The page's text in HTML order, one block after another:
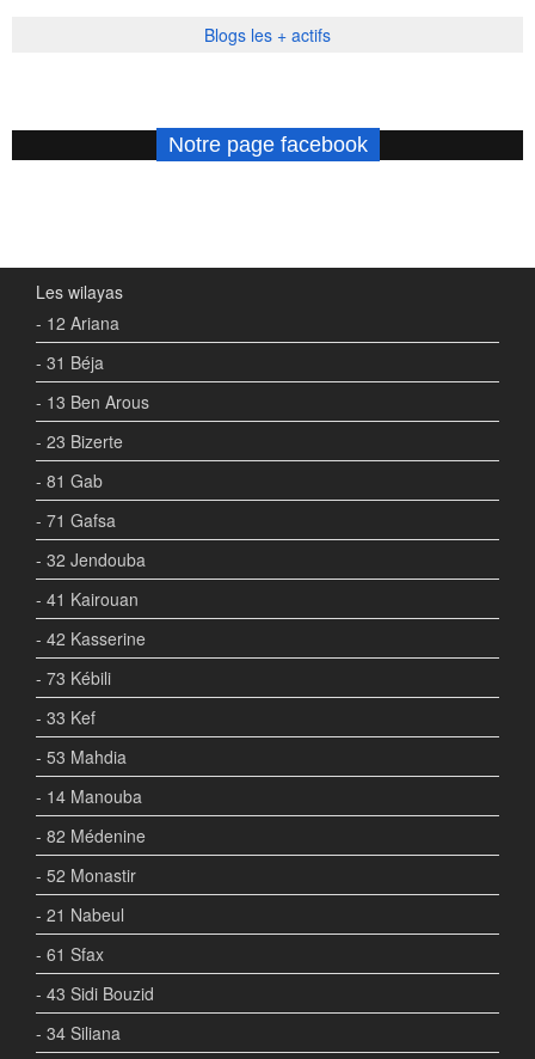
Blogs les + actifs
Notre page facebook
Les wilayas
- 12 Ariana
- 31 Béja
- 13 Ben Arous
- 23 Bizerte
- 81 Gab
- 71 Gafsa
- 32 Jendouba
- 41 Kairouan
- 42 Kasserine
- 73 Kébili
- 33 Kef
- 53 Mahdia
- 14 Manouba
- 82 Médenine
- 52 Monastir
- 21 Nabeul
- 61 Sfax
- 43 Sidi Bouzid
- 34 Siliana